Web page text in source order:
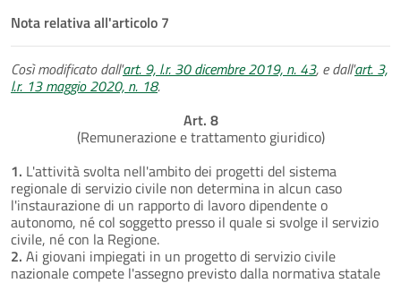
Nota relativa all'articolo 7
Così modificato dall'art. 9, l.r. 30 dicembre 2019, n. 43, e dall'art. 3,
l.r. 13 maggio 2020, n. 18.
Art. 8
(Remunerazione e trattamento giuridico)
1. L'attività svolta nell'ambito dei progetti del sistema
regionale di servizio civile non determina in alcun caso
l'instaurazione di un rapporto di lavoro dipendente o
autonomo, né col soggetto presso il quale si svolge il servizio
civile, né con la Regione.
2. Ai giovani impiegati in un progetto di servizio civile
nazionale compete l'assegno previsto dalla normativa statale